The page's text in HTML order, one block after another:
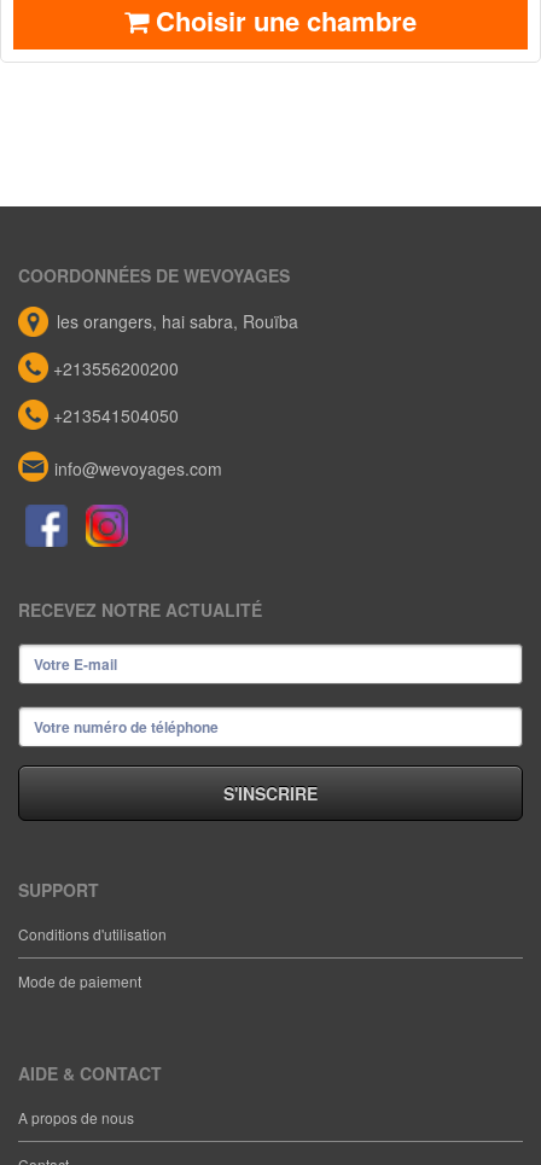
Choisir une chambre
COORDONNÉES DE WEVOYAGES
les orangers, hai sabra, Rouïba
+213556200200
+213541504050
info@wevoyages.com
RECEVEZ NOTRE ACTUALITÉ
SUPPORT
Conditions d'utilisation
Mode de paiement
AIDE & CONTACT
A propos de nous